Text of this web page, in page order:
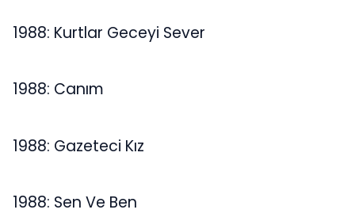
1988: Kurtlar Geceyi Sever
1988: Canım
1988: Gazeteci Kız
1988: Sen Ve Ben